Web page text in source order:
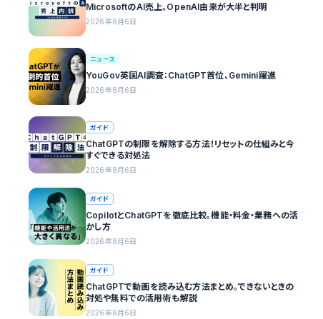
MicrosoftのAI売上、OpenAI由来が大半と判明
2026年8月6日
ニュース
YouGov英国AI調査：ChatGPT首位、Gemini躍進
2026年8月6日
ガイド
ChatGPTの制限を解除する方法！リセットの仕組みと今
すぐできる対処法
2026年8月6日
ガイド
CopilotとChatGPTを徹底比較。機能・料金・業務への活
かし方
2026年8月6日
ガイド
ChatGPTで動画を読み込む方法まとめ。できないときの
対処や無料での活用術も解説
2026年8月6日